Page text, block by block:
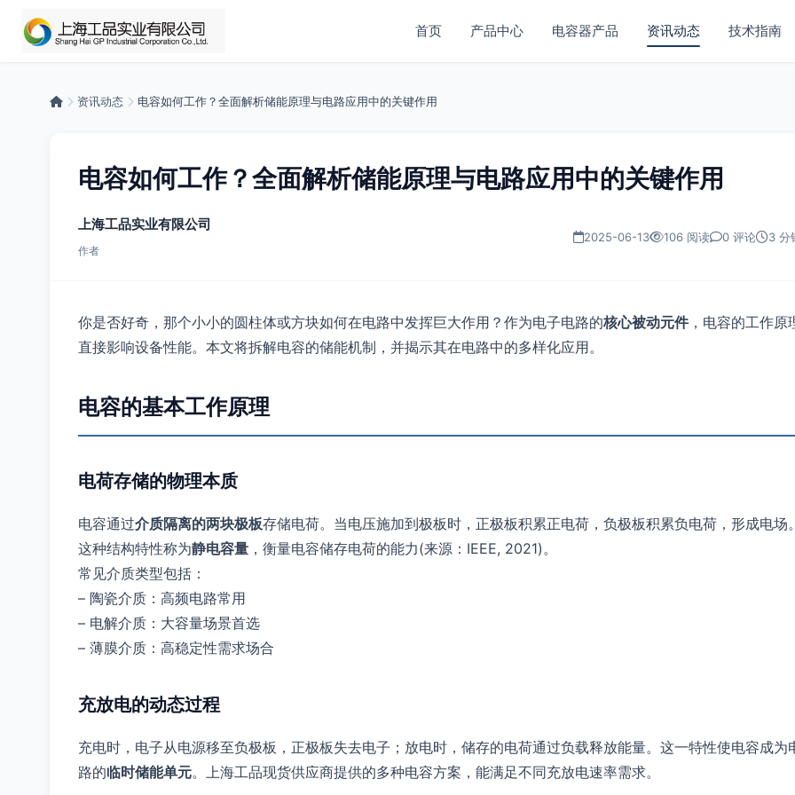
首页 产品中心 电容器产品 资讯动态 技术指南
资讯动态 电容如何工作？全面解析储能原理与电路应用中的关键作用
电容如何工作？全面解析储能原理与电路应用中的关键作用
上海工品实业有限公司
作者
2025-06-13 106 阅读 0 评论 3 分
你是否好奇，那个小小的圆柱体或方块如何在电路中发挥巨大作用？作为电子电路的核心被动元件，电容的工作原
直接影响设备性能。本文将拆解电容的储能机制，并揭示其在电路中的多样化应用。
电容的基本工作原理
电荷存储的物理本质
电容通过介质隔离的两块极板存储电荷。当电压施加到极板时，正极板积累正电荷，负极板积累负电荷，形成电场
这种结构特性称为静电容量 ，衡量电容储存电荷的能力(来源：IEEE, 2021)。
常见介质类型包括：
– 陶瓷介质：高频电路常用
– 电解介质：大容量场景首选
– 薄膜介质：高稳定性需求场合
充放电的动态过程
充电时，电子从电源移至负极板，正极板失去电子；放电时，储存的电荷通过负载释放能量。这一特性使电容成为
路的临时储能单元。上海工品现货供应商提供的多种电容方案，能满足不同充放电速率需求。